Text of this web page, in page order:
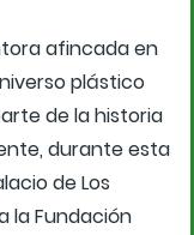
afincada en
plástico
de la historia
durante esta
de Los
la Fundación